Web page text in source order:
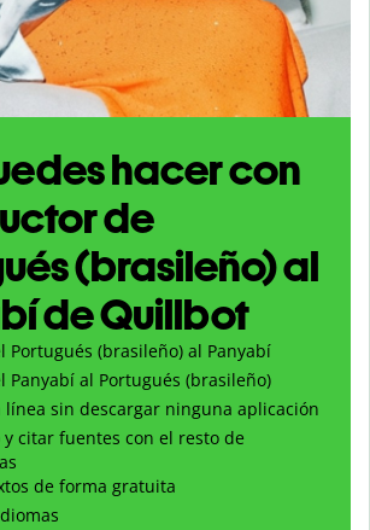
hacer con
de
(brasileño) al
de Quillbot
Portugués (brasileño) al Panyabí
Panyabí al Portugués (brasileño)
sin descargar ninguna aplicación
y citar fuentes con el resto de
de forma gratuita